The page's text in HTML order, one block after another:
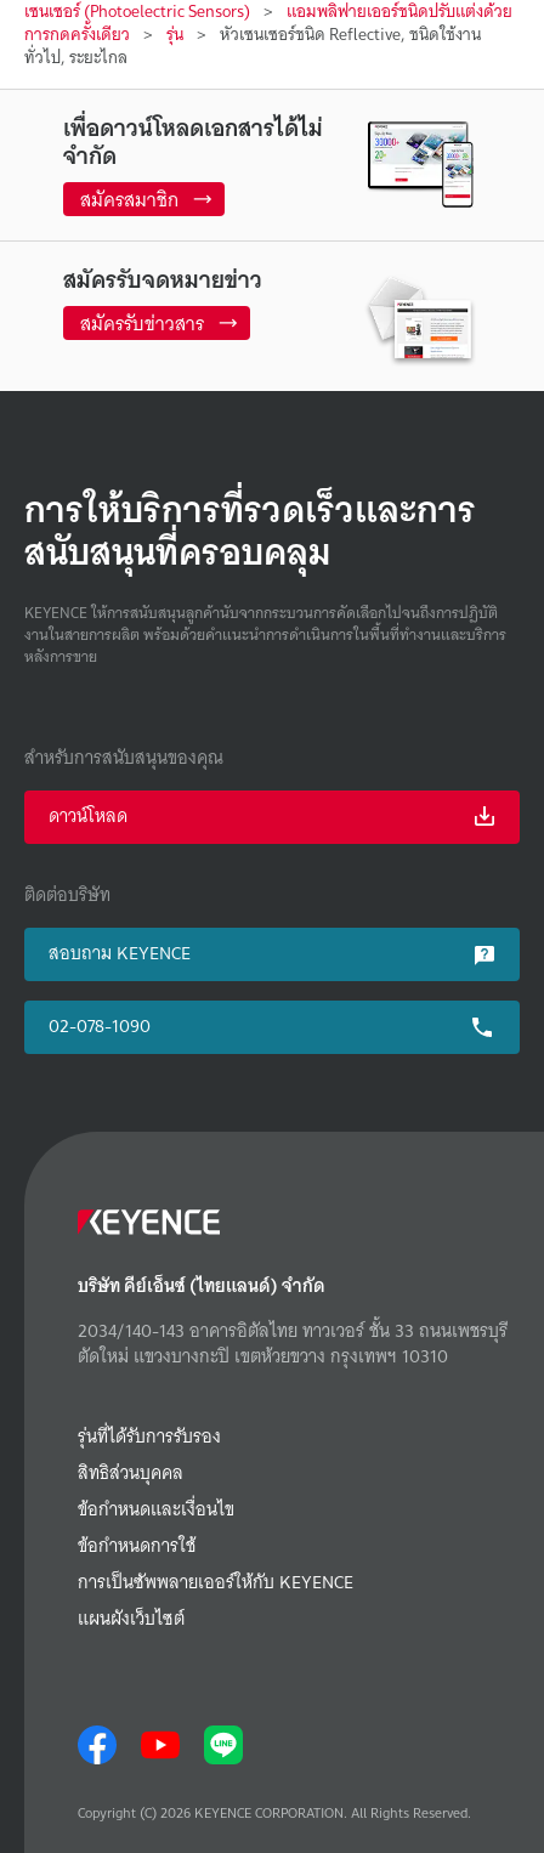
เซนเซอร์ (Photoelectric Sensors) แอมพลิฟายเออร์ชนิดปรับแต่งด้วย
การกดครั้งเดียว รุ่น หัวเซนเซอร์ชนิด Reflective, ชนิดใช้งาน
ทั่วไป, ระยะไกล
เพื่อดาวน์โหลดเอกสารได้ไม่
จำกัด
สมัครสมาชิก
สมัครรับจดหมายข่าว
สมัครรับข่าวสาร
การให้บริการที่รวดเร็วและการ
สนับสนุนที่ครอบคลุม
KEYENCE ให้การสนับสนุนลูกค้านับจากกระบวนการคัดเลือกไปจนถึงการปฏิบัติ
งานในสายการผลิต พร้อมด้วยคําแนะนําการดําเนินการในพื้นที่ทํางานและบริการ
หลังการขาย
สำหรับการสนับสนุนของคุณ
ดาวน์โหลด
ติดต่อบริษัท
สอบถาม KEYENCE
02-078-1090
บริษัท คีย์เอ็นซ์ (ไทยแลนด์) จำกัด
2034/140-143 อาคารอิตัลไทย ทาวเวอร์ ชั้น 33 ถนนเพชรบุรี
ตัดใหม่ แขวงบางกะปิ เขตห้วยขวาง กรุงเทพฯ 10310
รุ่นที่ได้รับการรับรอง
สิทธิส่วนบุคคล
ข้อกำหนดและเงื่อนไข
ข้อกำหนดการใช้
การเป็นซัพพลายเออร์ให้กับ KEYENCE
แผนผังเว็บไซต์
Copyright (C) 2026 KEYENCE CORPORATION. All Rights Reserved.